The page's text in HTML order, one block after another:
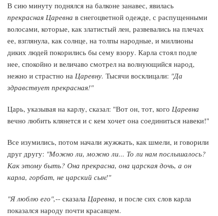
В сию минуту поднялся на балконе занавес, явилась
прекрасная Царевна в снегоцветной одежде, с распущенными
волосами, которые, как златистый лен, развевались на плечах
ее, взглянула, как солнце, на толпы народные, и миллионы
диких людей покорились бы сему взору. Карла стоял подле
нее, спокойно и величаво смотрел на волнующийся народ,
нежно и страстно на Царевну. Тысячи восклицали: "Да
здравствует прекрасная!"
Царь, указывая на карлу, сказал: "Вот он, тот, кого Царевна
вечно любить клянется и с кем хочет она соединиться навеки!"
Все изумились, потом начали жужжать, как шмели, и говорили
друг другу: "Можно ли, можно ли... То ли нам послышалось?
Как этому быть? Она прекрасна, она царская дочь, а он
карла, горбат, не царский сын!"
"Я люблю его",-- сказала Царевна, и после сих слов карла
показался народу почти красавцем.